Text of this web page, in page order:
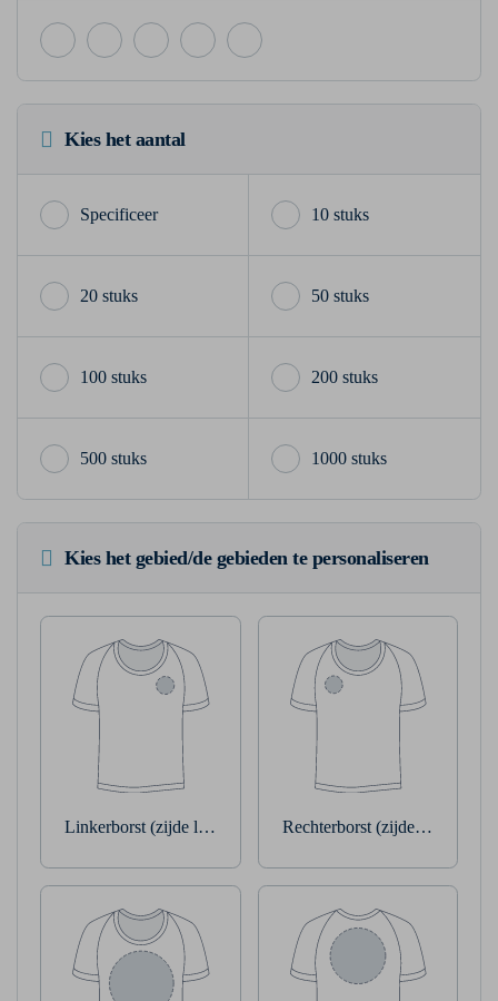
Kies het aantal
10 stuks
20 stuks 50 stuks
100 stuks 200 stuks
500 stuks 1000 stuks
Kies het gebied/de gebieden te personaliseren
Linkerborst (zijde linkerarm) Rechterborst (zijde